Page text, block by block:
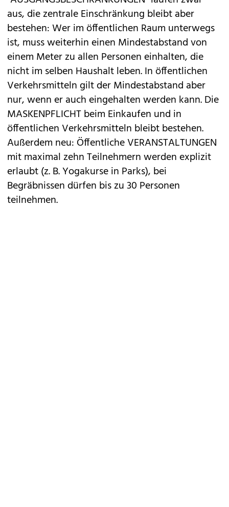
aus, die zentrale Einschränkung bleibt aber
bestehen: Wer im öffentlichen Raum unterwegs
ist, muss weiterhin einen Mindestabstand von
einem Meter zu allen Personen einhalten, die
nicht im selben Haushalt leben. In öffentlichen
Verkehrsmitteln gilt der Mindestabstand aber
nur, wenn er auch eingehalten werden kann. Die
MASKENPFLICHT beim Einkaufen und in
öffentlichen Verkehrsmitteln bleibt bestehen.
Außerdem neu: Öffentliche VERANSTALTUNGEN
mit maximal zehn Teilnehmern werden explizit
erlaubt (z. B. Yogakurse in Parks), bei
Begräbnissen dürfen bis zu 30 Personen
teilnehmen.